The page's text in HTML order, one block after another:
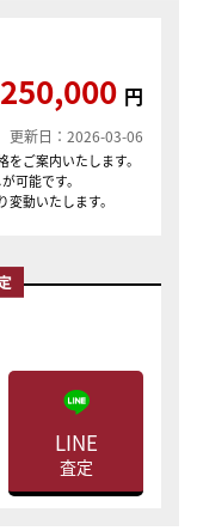
円
更新日：2026-03-06
ご案内いたします。
可能です。
動いたします。
LINE
査定